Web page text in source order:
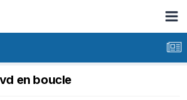
en boucle